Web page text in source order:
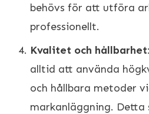
behövs för att utföra
professionellt.
Kvalitet och hållbarhet
alltid att använda
och hållbara metoder
markanläggning.